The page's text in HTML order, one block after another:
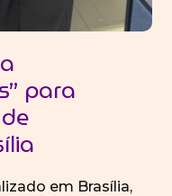
para
em Brasília,